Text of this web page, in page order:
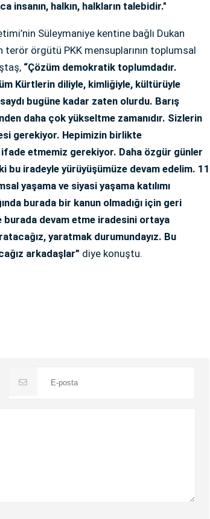
insanın, halkın, halkların talebidir."
Süleymaniye kentine bağlı Dukan
terör örgütü PKK mensuplarının toplumsal
“Çözüm demokratik toplumdadır.
Kürtlerin diliyle, kimliğiyle, kültürüyle
bugüne kadar zaten olurdu. Barış
daha çok yükseltme zamanıdır. Sizlerin
gerekiyor. Hepimizin birlikte
etmemiz gerekiyor. Daha özgür günler
bu iradeyle yürüyüşümüze devam edelim. 11
yaşama ve siyasi yaşama katılımı
burada bir kanun olmadığı için geri
burada devam etme iradesini ortaya
yaratmak durumundayız. Bu
arkadaşlar” diye konuştu.